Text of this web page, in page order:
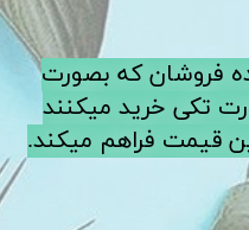
فروشان که بصورت
تکی خرید میکنند
قیمت فراهم میکند.